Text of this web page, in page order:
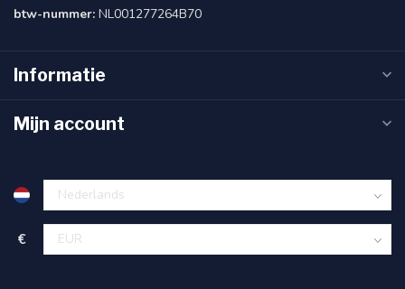
btw-nummer: NL001277264B70
Informatie
Mijn account
€